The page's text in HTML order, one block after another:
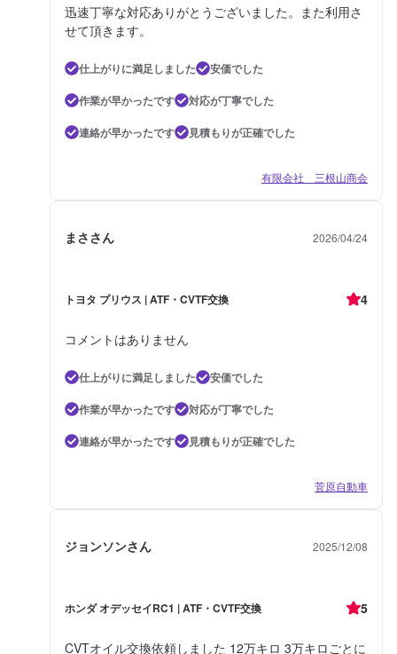
迅速丁寧な対応ありがとうございました。また利用さ
せて頂きます。
仕上がりに満足しました
安価でした
作業が早かったです
対応が丁寧でした
連絡が早かったです
見積もりが正確でした
有限会社 三根山商会
まささん 2026/04/24
トヨタ プリウス | ATF・CVTF交換 4
コメントはありません
仕上がりに満足しました
安価でした
作業が早かったです
対応が丁寧でした
連絡が早かったです
見積もりが正確でした
菅原自動車
ジョンソンさん 2025/12/08
ホンダ オデッセイRC1 | ATF・CVTF交換 5
CVTオイル交換依頼しました 12万キロ 3万キロごとに